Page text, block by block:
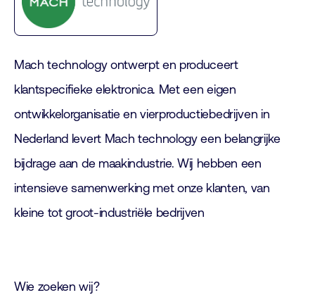
Mach technology ontwerpt en produceert
klantspecifieke elektronica. Met een eigen
ontwikkelorganisatie en vierproductiebedrijven in
Nederland levert Mach technology een belangrijke
bijdrage aan de maakindustrie. Wij hebben een
intensieve samenwerking met onze klanten, van
kleine tot groot-industriële bedrijven
Wie zoeken wij?